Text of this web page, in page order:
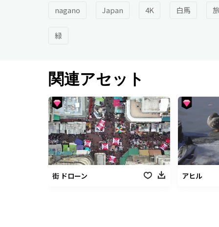
nagano Japan 4K 白馬
緑
関連アセット
街 ドローン アヒル